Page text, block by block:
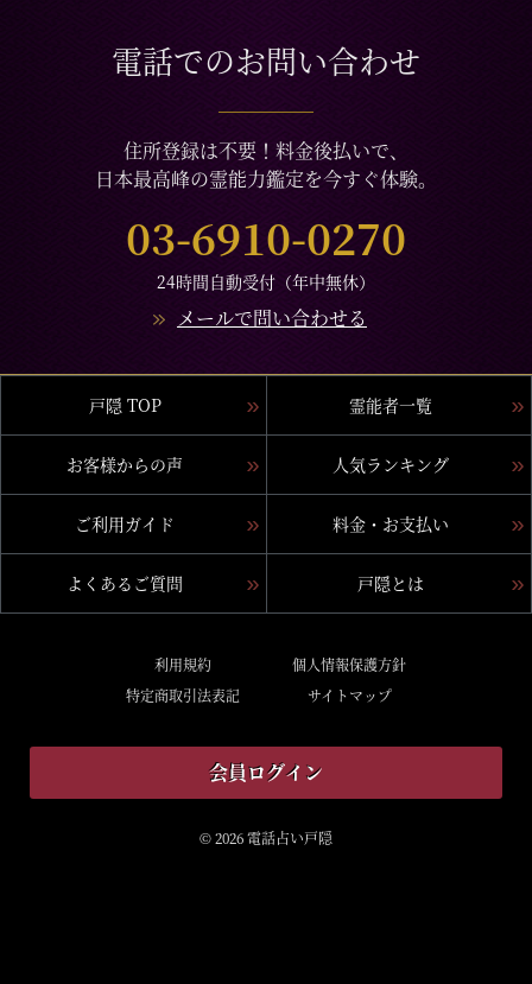
電話でのお問い合わせ
住所登録は不要！料金後払いで、
日本最高峰の霊能力鑑定を今すぐ体験。
03-6910-0270
24時間自動受付（年中無休）
メールで問い合わせる
戸隠 TOP 霊能者一覧
お客様からの声 人気ランキング
ご利用ガイド 料金・お支払い
よくあるご質問 戸隠とは
利用規約
特定商取引法表記
個人情報保護方針
サイトマップ
会員ログイン
© 2026 電話占い戸隠